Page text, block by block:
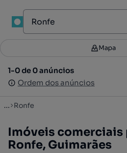
Filtros 2
1-0 de 0 anúncios
Ordem dos anúncios
Mapa
1-0 de 0 anúncios
Ordem dos anúncios
... Ronfe
Imóveis comerciais
Ronfe, Guimarães